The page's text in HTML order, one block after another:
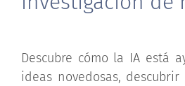
Descubre cómo la IA está
ideas novedosas,